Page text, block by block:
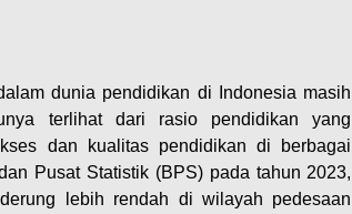
dunia pendidikan di Indonesia masih
terlihat dari rasio pendidikan yang
dan kualitas pendidikan di berbagai
Pusat Statistik (BPS) pada tahun 2023,
lebih rendah di wilayah pedesaan